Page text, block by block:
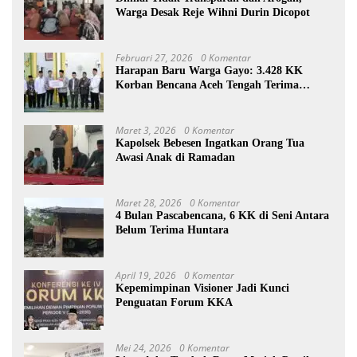
Warga Desak Reje Wihni Durin Dicopot
Februari 27, 2026 0 Komentar
Harapan Baru Warga Gayo: 3.428 KK
Korban Bencana Aceh Tengah Terima
Maret 3, 2026 0 Komentar
Kapolsek Bebesen Ingatkan Orang Tua
Awasi Anak di Ramadan
Maret 28, 2026 0 Komentar
4 Bulan Pascabencana, 6 KK di Seni Antara
Belum Terima Huntara
April 19, 2026 0 Komentar
Kepemimpinan Visioner Jadi Kunci
Penguatan Forum KKA
Mei 24, 2026 0 Komentar